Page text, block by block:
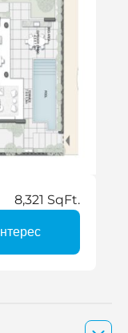
8,321 SqFt.